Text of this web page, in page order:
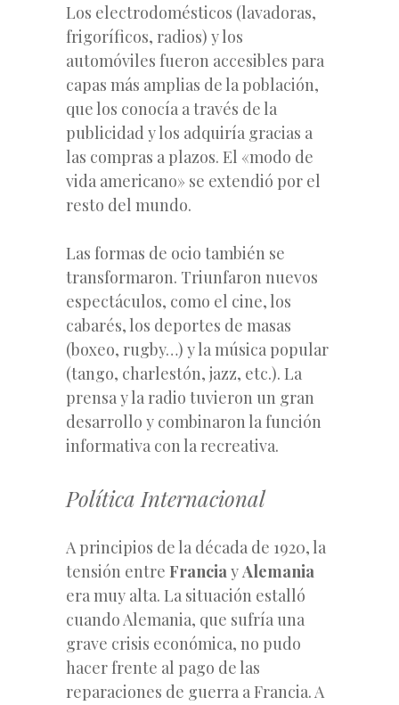
Los electrodomésticos (lavadoras,
frigoríficos, radios) y los
automóviles fueron accesibles para
capas más amplias de la población,
que los conocía a través de la
publicidad y los adquiría gracias a
las compras a plazos. El «modo de
vida americano» se extendió por el
resto del mundo.
Las formas de ocio también se
transformaron. Triunfaron nuevos
espectáculos, como el cine, los
cabarés, los deportes de masas
(boxeo, rugby…) y la música popular
(tango, charlestón, jazz, etc.). La
prensa y la radio tuvieron un gran
desarrollo y combinaron la función
informativa con la recreativa.
Política Internacional
A principios de la década de 1920, la
tensión entre FranciayAlemania
era muy alta. La situación estalló
cuando Alemania, que sufría una
grave crisis económica, no pudo
hacer frente al pago de las
reparaciones de guerra a Francia. A